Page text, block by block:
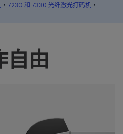
› 7230 和 7330 光纤激光打码机 ›
自由